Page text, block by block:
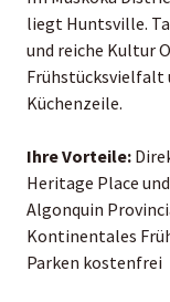
liegt Huntsville.
und reiche Kultur
Frühstücksvielfalt
Küchenzeile.
Ihre Vorteile:
Heritage Place
Algonquin
Kontinentales
Parken kostenfrei